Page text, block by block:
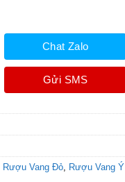
Chat Zalo
Gửi SMS
Rượu Vang Đỏ, Rượu Vang Ý